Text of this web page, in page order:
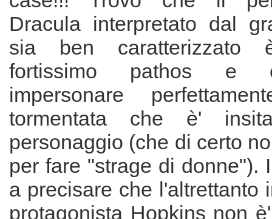
Dracula interpretato dal
sia ben
fortissimo pathos e
impersonare
tormentata che è'
personaggio (che di certo
per fare "strage di donne").
a precisare che l'altrettanto
protagonista Hopkins non